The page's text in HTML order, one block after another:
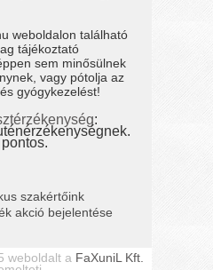
weboldalon található
tájékoztató
sem minősülnek
vagy pótolja az
gyógykezelést!
:
szakértőink
akció bejelentése
weboldalt a FaXuniL Kft.